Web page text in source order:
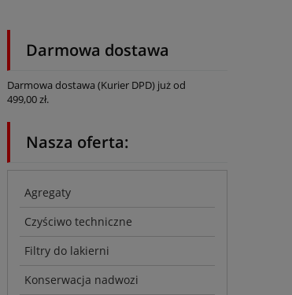
Darmowa dostawa
Darmowa dostawa (Kurier DPD) już od
499,00 zł.
Nasza oferta:
Agregaty
Czyściwo techniczne
Filtry do lakierni
Konserwacja nadwozi